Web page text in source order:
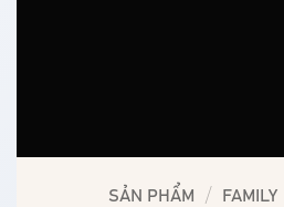
SẢN PHẨM / FAMILY